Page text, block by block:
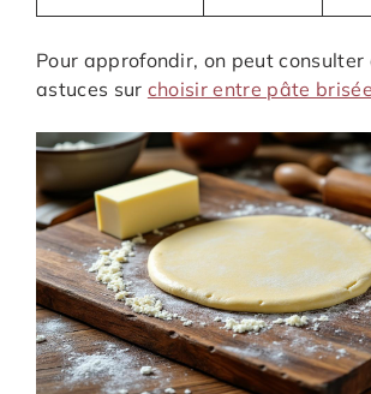
Pour approfondir, on peut consulter
astuces sur choisir entre pâte